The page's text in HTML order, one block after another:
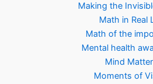
Making the
Math in Real
Math of the
Mental health
Mind
Moments of